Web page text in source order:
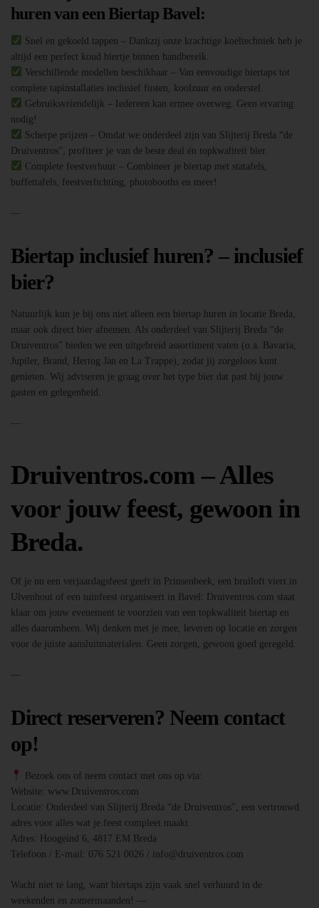
huren van een Biertap Bavel:
Snel en gekoeld tappen – Dankzij onze krachtige koeltechniek heb je
altijd een perfect koud biertje binnen handbereik.
Verschillende modellen beschikbaar – Van eenvoudige biertaps tot
complete tapinstallaties inclusief fusten, koolzuur en onderstel.
Gebruiksvriendelijk – Iedereen kan ermee overweg. Geen ervaring
nodig!
Scherpe prijzen – Omdat we onderdeel zijn van Slijterij Breda “de
Druiventros”, profiteer je van de beste deal én topkwaliteit bier.
Complete feestverhuur – Combineer je biertap met statafels,
buffettafels, feestverlichting, photobooths en meer!
—
Biertap inclusief huren? – inclusief
bier?
Natuurlijk kun je bij ons niet alleen een biertap huren in locatie Breda,
maar ook direct bier afnemen. Als onderdeel van Slijterij Breda “de
Druiventros” bieden we een uitgebreid assortiment vaten (o.a. Bavaria,
Jupiler, Brand, Hertog Jan en La Trappe), zodat jij zorgeloos kunt
genieten. Wij adviseren je graag over het type bier dat past bij jouw
gasten en gelegenheid.
—
Druiventros.com – Alles
voor jouw feest, gewoon in
Breda.
Of je nu een verjaardagsfeest geeft in Prinsenbeek, een bruiloft viert in
Ulvenhout of een tuinfeest organiseert in Bavel: Druiventros.com staat
klaar om jouw evenement te voorzien van een topkwaliteit biertap en
alles daaromheen. Wij denken met je mee, leveren op locatie en zorgen
voor de juiste aansluitmaterialen. Geen zorgen, gewoon goed geregeld.
—
Direct reserveren? Neem contact
op!
Bezoek ons of neem contact met ons op via:
Website: www.Druiventros.com
Locatie: Onderdeel van Slijterij Breda “de Druiventros”, een vertrouwd
adres voor alles wat je feest compleet maakt.
Adres: Hoogeind 6, 4817 EM Breda
Telefoon / E-mail: 076 521 0026 / info@druiventros.com
Wacht niet te lang, want biertaps zijn vaak snel verhuurd in de
weekenden en zomermaanden! —